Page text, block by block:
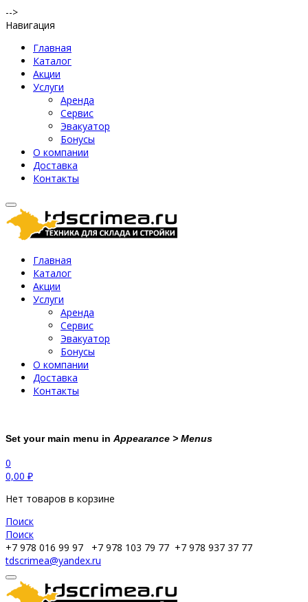
-->
Навигация
Главная
Каталог
Акции
Услуги
Аренда
Сервис
Эвакуатор
Бонусы
О компании
Доставка
Контакты
Главная
Каталог
Акции
Услуги
Аренда
Сервис
Эвакуатор
Бонусы
О компании
Доставка
Контакты
Set your main menu in Appearance > Menus
0
0,00 ₽
Нет товаров в корзине
Поиск
Поиск
+7 978 016 99 97
+7 978 103 79 77 +7 978 937 37 77
tdscrimea@yandex.ru